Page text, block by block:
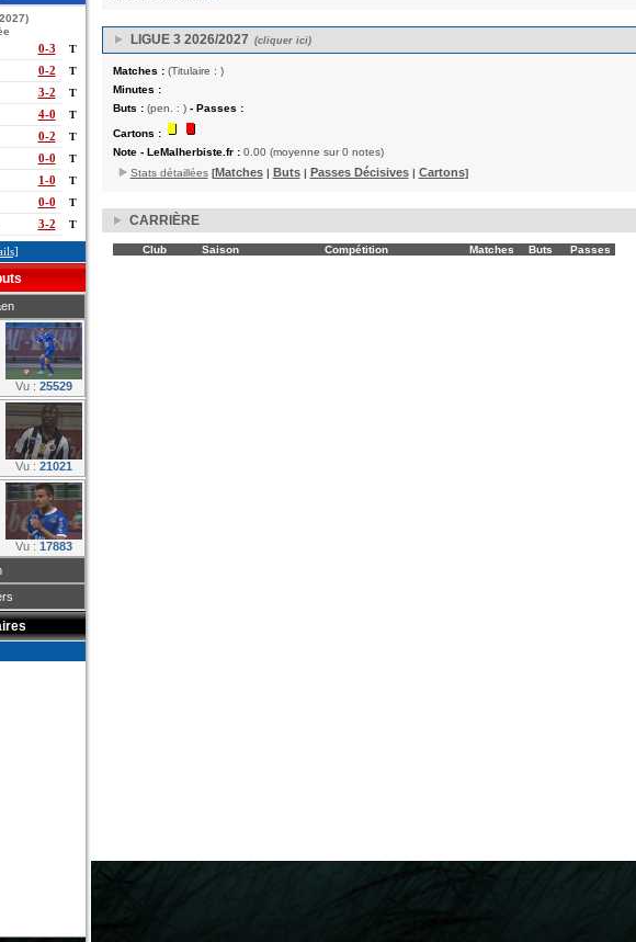
0-3 T
0-2 T
3-2 T
4-0 T
0-2 T
0-0 T
1-0 T
0-0 T
3-2 T
Vu : 25529
Vu : 21021
Vu : 17883
LIGUE 3 2026/2027 (cliquer ici)
Matches : (Titulaire : )
Minutes :
Buts : (pen. : ) - Passes :
Cartons :
Note - LeMalherbiste.fr : 0.00 (moyenne sur 0 notes)
Stats détaillées [Matches| Buts| Passes Décisives| Cartons]
CARRIÈRE
Club Saison Compétition Matches Buts Passes